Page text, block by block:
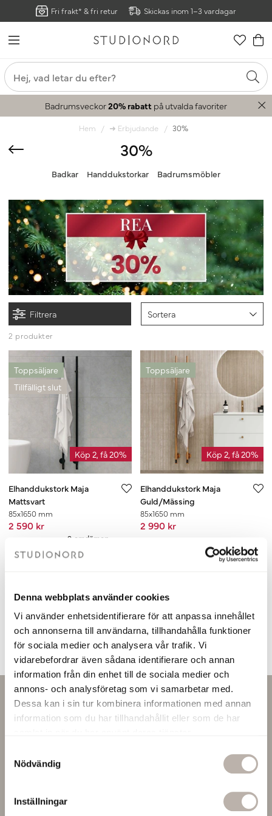
Denna webbplats använder cookies
Vi använder enhetsidentifierare för att anpassa innehållet
och annonserna till användarna, tillhandahålla funktioner
för sociala medier och analysera vår trafik. Vi
vidarebefordrar även sådana identifierare och annan
information från din enhet till de sociala medier och
annons- och analysföretag som vi samarbetar med.
Dessa kan i sin tur kombinera informationen med annan
information som du har tillhandahållit eller som de har
Nödvändig
Inställningar
Fri frakt* & fri retur Skickas inom 1–3 vardagar
Badrumsveckor20% rabatt på utvalda favoriter
Hem ➜ Erbjudande 30%
30%
Badkar Handdukstorkar Badrumsmöbler
Filtrera Sortera
2 produkter
Toppsäljare
Tillfälligt slut
Köp 2, få 20%
Elhanddukstork Maja
Mattsvart
85x1650 mm
2 590 kr
Se produkt
Toppsäljare
Köp 2, få 20%
Elhanddukstork Maja
Guld/Mässing
85x1650 mm
2 990 kr
Lägg i varukorgen
Du har sett 2 av 2 produkter
Nyhetsbrev
Missa inga nyheter eller erbjudanden! Prenumerera på vårt